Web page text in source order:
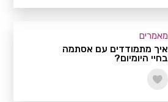
מאמרים
איך מתמודדים עם אסתמה
בחיי היומיום?